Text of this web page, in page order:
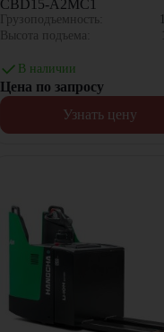
CBD15-A2MC1
Грузоподъемность:
Высота подъема:
В наличии
Цена по запросу
Узнать цену